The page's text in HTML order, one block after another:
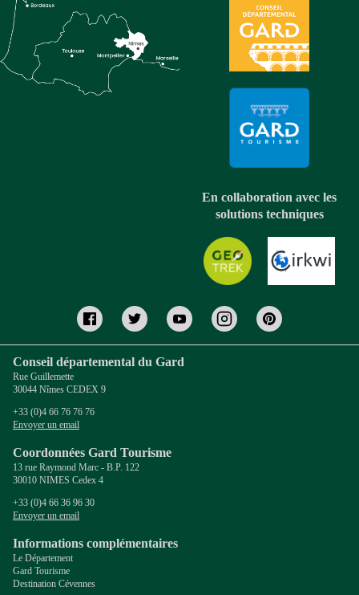
En collaboration avec les
solutions techniques
Conseil départemental du Gard
Rue Guillemette
30044 Nîmes CEDEX 9
+33 (0)4 66 76 76 76
Envoyer un email
Coordonnées Gard Tourisme
13 rue Raymond Marc - B.P. 122
30010 NIMES Cedex 4
+33 (0)4 66 36 96 30
Envoyer un email
Informations complémentaires
Le Département
Gard Tourisme
Destination Cévennes